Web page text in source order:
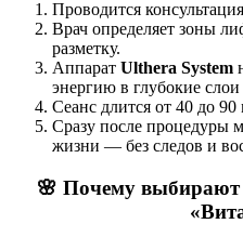
Проводится
Врач определяет зоны
разметку.
Аппарат Ulthera System
энергию в глубокие
Сеанс длится от 40 до
Сразу после процедуры
жизни — без следов и
🌸 Почему